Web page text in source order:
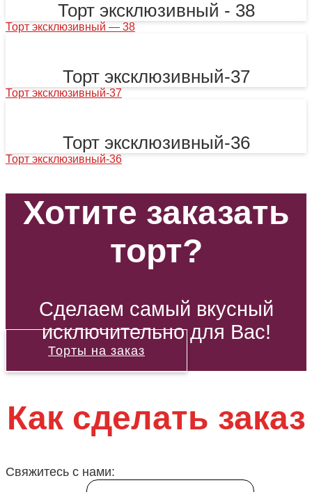
Торт эксклюзивный - 38
Торт эксклюзивный — 38
Торт эксклюзивный-37
Торт эксклюзивный-37
Торт эксклюзивный-36
Торт эксклюзивный-36
Хотите заказать
торт?
Сделаем самый вкусный
исключительно для Вас!
Торты на заказ
Как сделать заказ
Свяжитесь с нами: